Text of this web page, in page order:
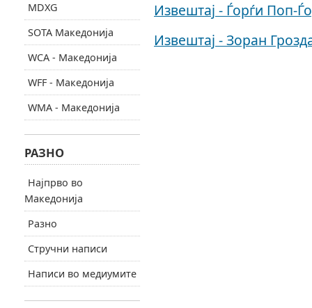
Извештај - Ѓорѓи Поп-
Извештај - Зоран
MDXG
SOTA Македонија
WCA - Македонија
WFF - Македонија
WMA - Македонија
РАЗНО
Најпрво во
Македонија
Разно
Стручни написи
Написи во медиумите